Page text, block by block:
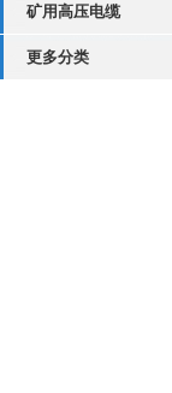
矿用高压电缆
更多分类